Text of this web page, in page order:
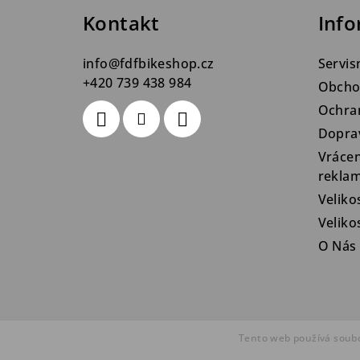
Tento web používá
Kontakt
info@fdfbikeshop.cz
+420 739 438 984
O Nás